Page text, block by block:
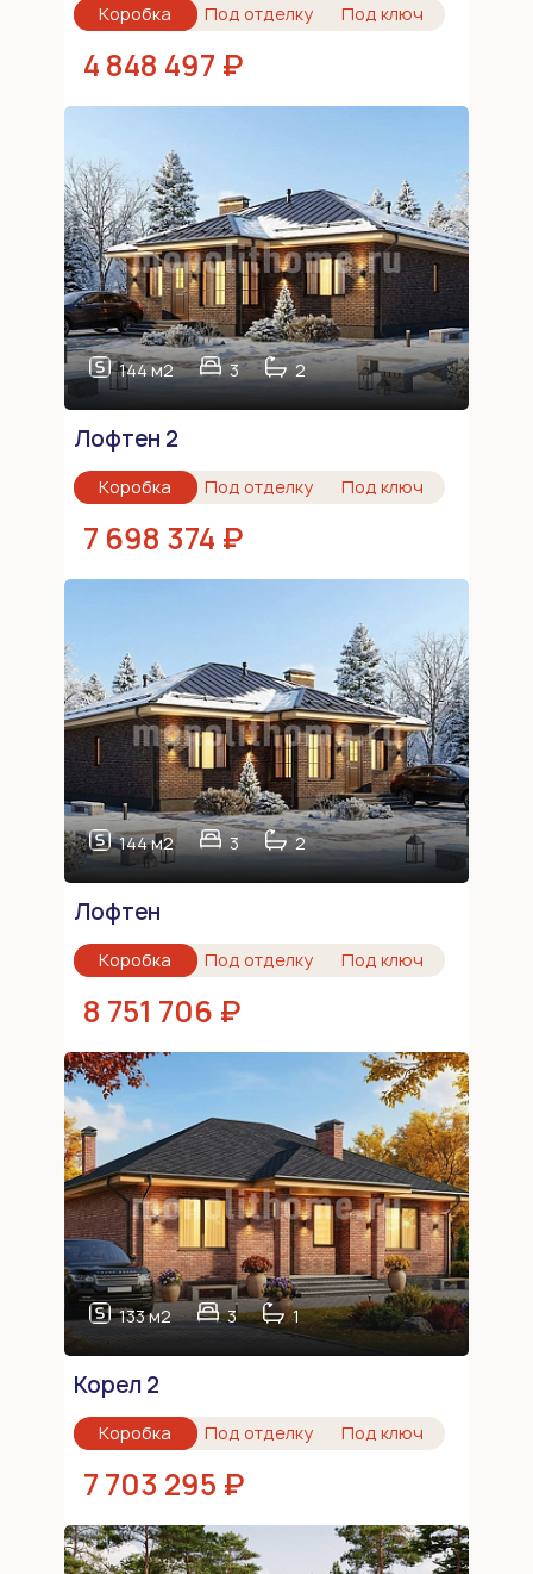
Коробка Под отделку Под ключ
4 848 497 ₽
144 м2 3 2
Лофтен 2
Коробка Под отделку Под ключ
7 698 374 ₽
144 м2 3 2
Лофтен
Коробка Под отделку Под ключ
8 751 706 ₽
133 м2 3 1
Корел 2
Коробка Под отделку Под ключ
7 703 295 ₽